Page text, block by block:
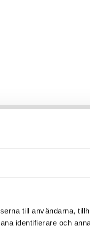
till användarna,
identifierare och